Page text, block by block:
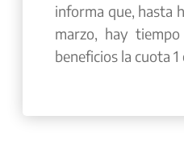
informa que, hasta
marzo, hay
beneficios la cuota 1